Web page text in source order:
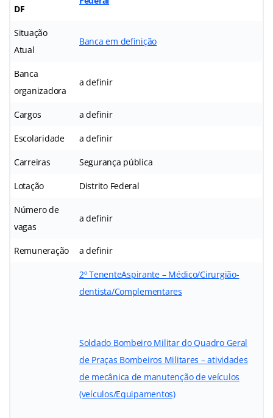
DF
Situação
Atual
Banca em definição
Banca
organizadora
a definir
Cargos a definir
Escolaridade a definir
Carreiras Segurança pública
Lotação Distrito Federal
Número de
vagas
a definir
Remuneração a definir
2º TenenteAspirante – Médico/Cirurgião-
dentista/Complementares
Soldado Bombeiro Militar do Quadro Geral
de Praças Bombeiros Militares – atividades
de mecânica de manutenção de veículos
(veículos/Equipamentos)